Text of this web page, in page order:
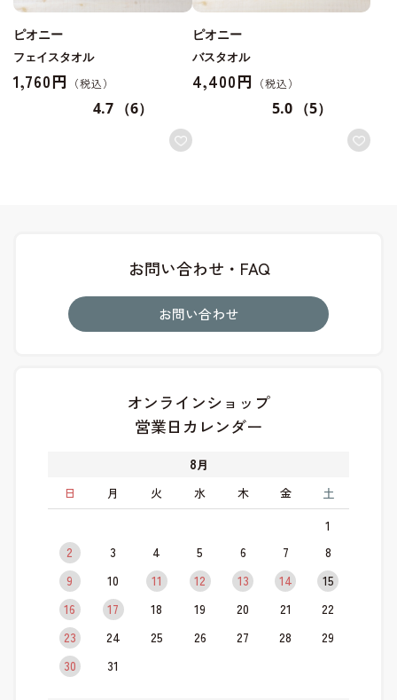
ピオニー
フェイスタオル
1,760円
4.7 （6）
ピオニー
バスタオル
4,400円
5.0 （5）
お問い合わせ・FAQ
お問い合わせ
オンラインショップ
営業日カレンダー
8月
日
月 火 水 木 金 土
1
2
3 4 5 6 7
8
9
10 11 12 13 14
15
16
17 18 19 20 21
22
23
24 25 26 27 28
29
30
31